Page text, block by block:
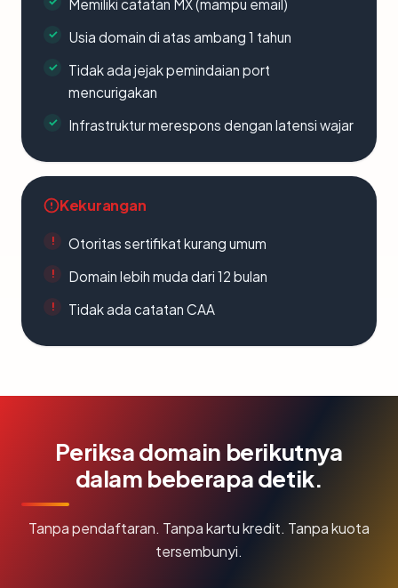
Memiliki catatan MX (mampu email)
Usia domain di atas ambang 1 tahun
Tidak ada jejak pemindaian port
mencurigakan
Infrastruktur merespons dengan latensi wajar
Kekurangan
Otoritas sertifikat kurang umum
Domain lebih muda dari 12 bulan
Tidak ada catatan CAA
Periksa domain berikutnya
dalam beberapa detik.
Tanpa pendaftaran. Tanpa kartu kredit. Tanpa kuota
tersembunyi.